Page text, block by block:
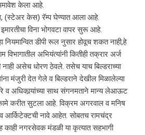
केला आहे.
(स्टेअर केस) रॅम्प घेण्यात आला आहे.
विना भोगवटा वापर सुरू आहे.
नियमान्वित डीपी रूल नुसार होवूच शकत नाही,हे
विभागातील अभियंत्यांनी कितीही तक्रार अर्ज
नाही असेच धोरण ठेवले. तसेच याच बिल्डराच्या
मंजुरी देत गेले व बिल्डराने देखील मिळालेल्या
व अधिकार्‍यांच्या साथ संगनमताने मान्य लेआऊट
करीत सुटला आहे. विक्रम अगरवाल व मनिष
आर्किटेक्टची नावे आहेत. सोबतच रामचंद्र
काही नगरसेवक मंडळी या कृत्यात सहभागी